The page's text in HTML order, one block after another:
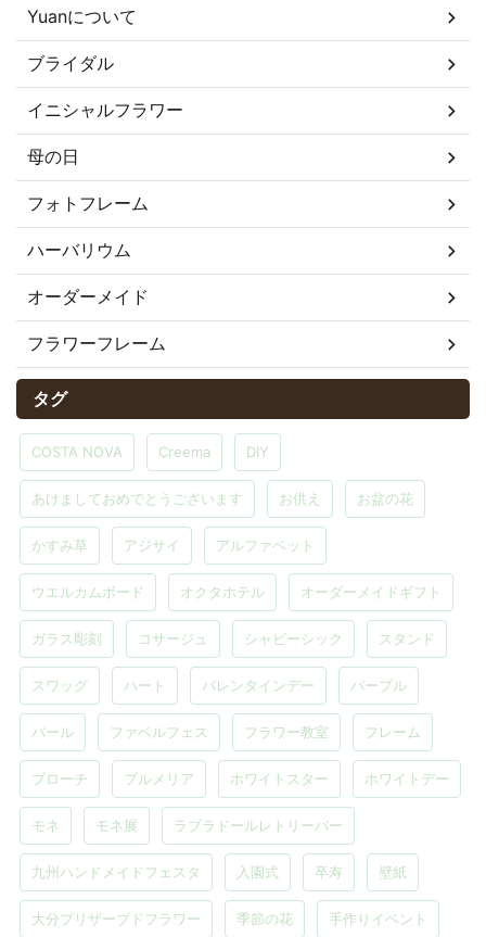
Yuanについて
ブライダル
イニシャルフラワー
母の日
フォトフレーム
ハーバリウム
オーダーメイド
フラワーフレーム
タグ
COSTA NOVA Creema DIY
あけましておめでとうございます お供え お盆の花
かすみ草 アジサイ アルファベット
ウエルカムボード オクタホテル オーダーメイドギフト
ガラス彫刻 コサージュ シャビーシック スタンド
スワッグ ハート バレンタインデー パープル
パール ファベルフェス フラワー教室 フレーム
ブローチ プルメリア ホワイトスター ホワイトデー
モネ モネ展 ラブラドールレトリーバー
九州ハンドメイドフェスタ 入園式 卒寿 壁紙
大分プリザーブドフラワー 季節の花 手作りイベント